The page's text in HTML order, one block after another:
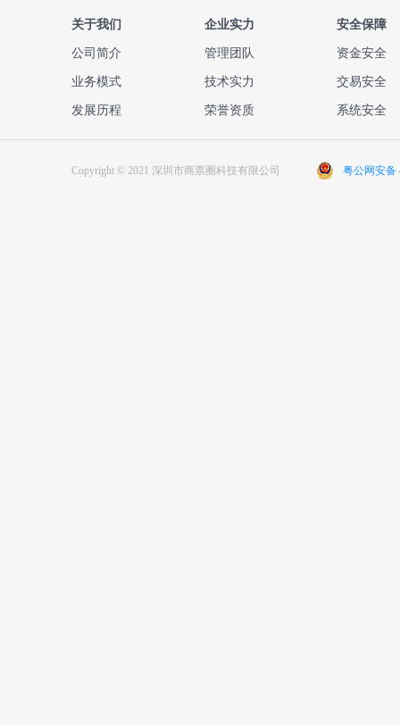
关于我们
公司简介
业务模式
发展历程
企业实力
管理团队
技术实力
荣誉资质
安全保障
资金安全
交易安全
系统安全
Copyright © 2021 深圳市商票圈科技有限公司 粤公网安备